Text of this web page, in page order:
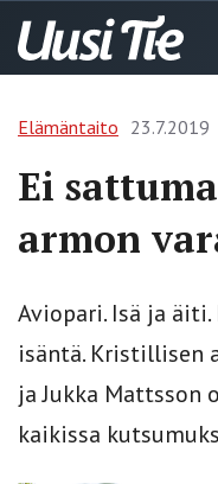
Elämäntaito 23.7.2019
Ei
armon
Aviopari. Isä ja
isäntä. Kristillisen
ja Jukka Mattsson
kaikissa